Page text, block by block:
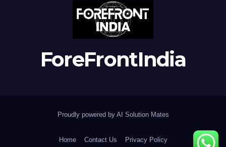
ForeFrontIndia
Proudly powered by AI Solution Mates
Home Contact Us Privacy Policy